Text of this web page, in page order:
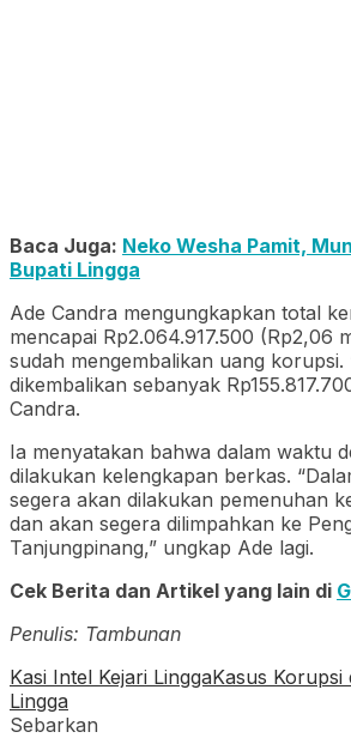
Baca Juga: Neko Wesha Pamit,
Bupati Lingga
Ade Candra mengungkapkan total
mencapai Rp2.064.917.500 (Rp2,06
sudah mengembalikan uang korupsi.
dikembalikan sebanyak
Candra.
Ia menyatakan bahwa dalam waktu
dilakukan kelengkapan berkas.
segera akan dilakukan pemenuhan
dan akan segera dilimpahkan ke
Tanjungpinang,” ungkap Ade lagi.
Cek Berita dan Artikel yang lain di
Penulis: Tambunan
Kasi Intel Kejari LinggaKasus Korupsi
Lingga
Sebarkan